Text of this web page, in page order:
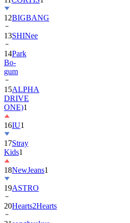
12BIGBANG
13SHINee
14Park
Bo-
gum
15ALPHA
DRIVE
ONE)1
16IU1
17Stray
Kids1
18NewJeans1
19ASTRO
20Hearts2Hearts